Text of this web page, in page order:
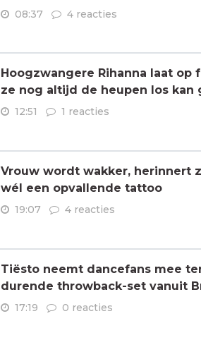
08:37 4 reacties
Hoogzwangere Rihanna laat
ze nog altijd de heupen los kan
12:51 1 reacties
Vrouw wordt wakker, herinnert
wél een opvallende tattoo
19:07 4 reacties
Tiësto neemt dancefans mee
durende throwback-set vanuit
17:19 0 reacties